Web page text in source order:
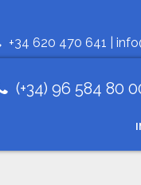
+34 620 470 641 |
(+34) 96 584 80